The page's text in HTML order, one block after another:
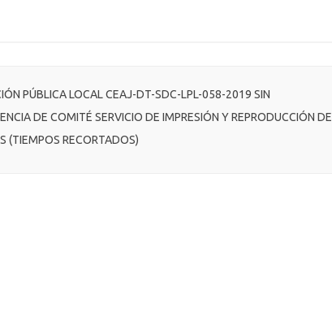
PÚBLICA LOCAL CEAJ-DT-SDC-LPL-058-2019 SIN
DE COMITÉ SERVICIO DE IMPRESIÓN Y REPRODUCCIÓN DE
(TIEMPOS RECORTADOS)